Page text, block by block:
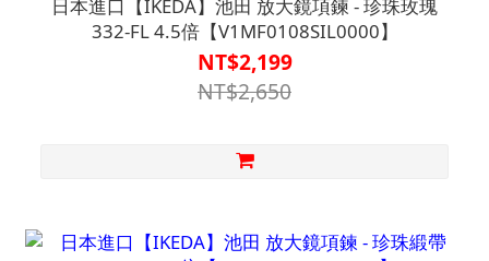
日本進口【IKEDA】池田 放大鏡項鍊 - 珍珠玫瑰
332-FL 4.5倍【V1MF0108SIL0000】
NT$2,199
NT$2,650